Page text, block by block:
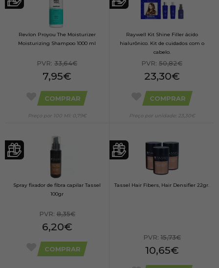
Revlon Proyou The Moisturizer
Moisturizing Shampoo 1000 ml
PVR: 33,64€
7,95€
COMPRAR
Preço por 100 Ml: 0,79€
Raywell Kit Shine Filler ácido
hialurônico. Kit de cuidados com o
cabelo.
PVR: 50,82€
23,30€
COMPRAR
Preço por unidade: 23,30€
Spray fixador de fibra capilar Tassel
100gr
PVR:8,35€
6,20€
COMPRAR
Tassel Hair Fibers, Hair Densifier 22gr.
PVR:15,73€
10,65€